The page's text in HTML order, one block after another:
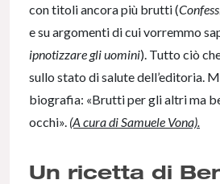
con titoli ancora più brutti (
e su argomenti di cui vorremmo
ipnotizzare gli uomini). Tutto ciò
sullo stato di salute dell’editoria.
biografia: «Brutti per gli altri ma
occhi». (A cura di Samuele Vona).
Un ricetta di